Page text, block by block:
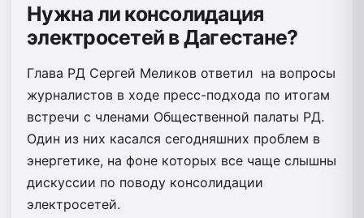
Нужна ли консолидация
электросетей в Дагестане?
Глава РД Сергей Меликов ответил на вопросы
журналистов в ходе пресс-подхода по итогам
встречи с членами Общественной палаты РД.
Один из них касался сегодняшних проблем в
энергетике, на фоне которых все чаще слышны
дискуссии по поводу консолидации
электросетей.